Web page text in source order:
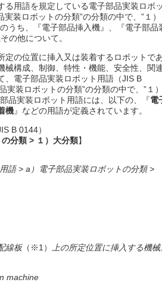
る用語を規定している電子部品実装ロボ
装ロボットの分類”の分類の中で、”１）
うち、『電子部品挿入機』、『電子部品
の他について。
定の位置に挿入又は装着するロボットで
械構成、制御、特性・機能、安全性、関
、電子部品実装ロボット用語（JIS B
実装ロボットの分類”の分類の中で、”１
品実装ロボット用語には、以下の、『電
機』などの用語が定義されています。
B 0144）
分類 > １）大分類】
語 > a）電子部品実装ロボットの分類 >
線板（※1）
上の所定位置に挿入する機械
machine